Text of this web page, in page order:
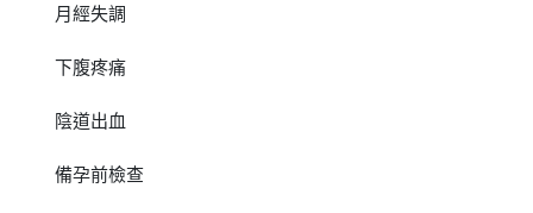
月經失調
下腹疼痛
陰道出血
備孕前檢查